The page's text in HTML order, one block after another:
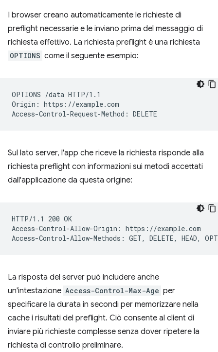
I browser creano automaticamente le richieste di
preflight necessarie e le inviano prima del messaggio di
richiesta effettivo. La richiesta preflight è una richiesta
OPTIONS come il seguente esempio:
OPTIONS /data HTTP/1.1
Origin: https://example.com
Sul lato server, l'app che riceve la richiesta risponde alla
richiesta preflight con informazioni sui metodi accettati
dall'applicazione da questa origine:
HTTP/1.1 200 OK
Access-Control-Allow-Origin: https://example.com
La risposta del server può includere anche
un'intestazione Access-Control-Max-Age per
specificare la durata in secondi per memorizzare nella
cache i risultati del preflight. Ciò consente al client di
inviare più richieste complesse senza dover ripetere la
richiesta di controllo preliminare.